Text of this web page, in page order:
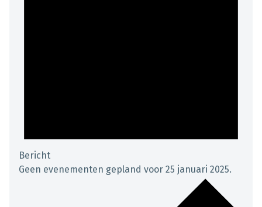
Bericht
Geen evenementen gepland voor 25 januari 2025.